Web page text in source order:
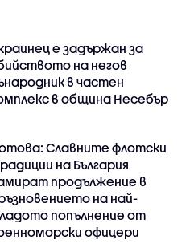
е задържан за
на негов
в частен
в община Несебър
Славните флотски
на България
продължение в
на най-
попълнение от
офицери